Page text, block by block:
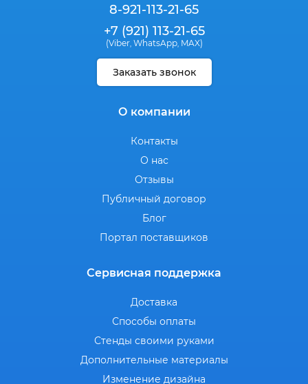
8-921-113-21-65
+7 (921) 113-21-65
(Viber, WhatsApp, MAX)
Заказать звонок
О компании
Контакты
О нас
Отзывы
Публичный договор
Блог
Портал поставщиков
Сервисная поддержка
Доставка
Способы оплаты
Стенды своими руками
Дополнительные материалы
Изменение дизайна